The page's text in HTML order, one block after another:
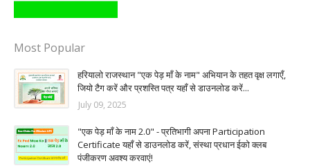
Most Popular
हरियालो राजस्थान "एक पेड़ माँ के नाम" अभियान के तहत वृक्ष लगाएँ,
जियो टैग करें और प्रशस्ति पत्र यहाँ से डाउनलोड करें...
July 09, 2025
"एक पेड़ माँ के नाम 2.0" - प्रतिभागी अपना Participation
Certificate यहाँ से डाउनलोड करें, संस्था प्रधान ईको क्लब
पंजीकरण अवश्य करवाएं!